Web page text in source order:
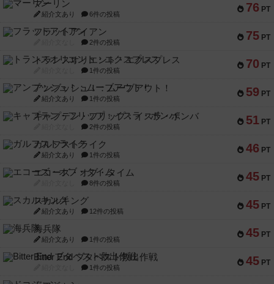
76 PT
マーリン
紹介文あり 6件の投稿
75 PT
フラットアイアン
2件の投稿
70 PT
トランスオリエント・エクスプレス
1件の投稿
59 PT
アンブッシュ！：ムーブアウト！
紹介文あり 1件の投稿
51 PT
キャプテン・フリップ：イスラ・ボンバ
2件の投稿
46 PT
ガルフストライク
紹介文あり 1件の投稿
45 PT
エコーズ・オブ・タイム
8件の投稿
45 PT
スカルキング
紹介文あり 12件の投稿
45 PT
海兵隊
紹介文あり 1件の投稿
45 PT
Bitter End ブタペスト救出作戦
1件の投稿